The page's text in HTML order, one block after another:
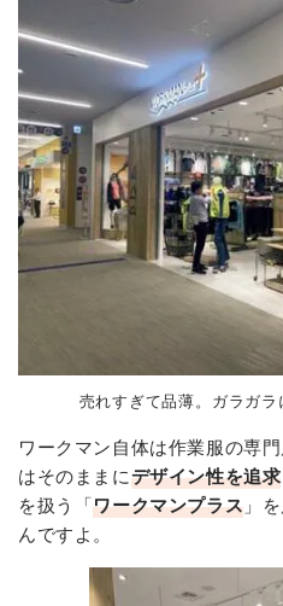
売れすぎて品薄。ガラガラ
ワークマン自体は作業服の専
はそのままにデザイン性を追求
を扱う「ワークマンプラス 」
んですよ。